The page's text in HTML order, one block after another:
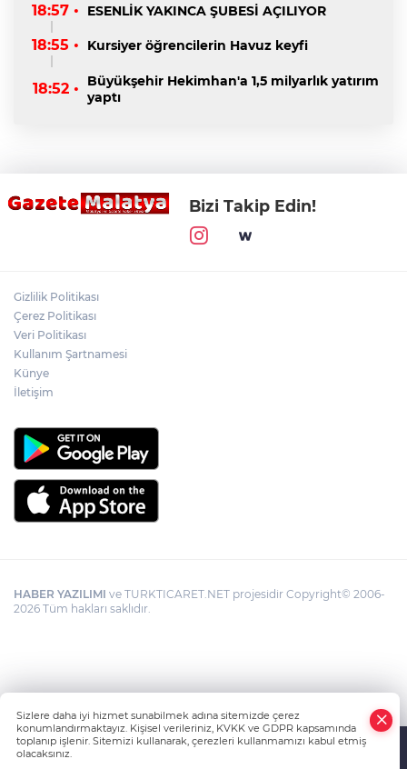
18:57 • ESENLİK YAKINCA ŞUBESİ AÇILIYOR
18:55 • Kursiyer öğrencilerin Havuz keyfi
18:52 •
Büyükşehir Hekimhan'a 1,5 milyarlık yatırım
yaptı
Bizi Takip Edin!
Gizlilik Politikası
Çerez Politikası
Veri Politikası
Kullanım Şartnamesi
Künye
İletişim
HABER YAZILIMI ve TURKTICARET.NET projesidir Copyright© 2006-
2026 Tüm hakları saklıdır.
Sizlere daha iyi hizmet sunabilmek adına sitemizde çerez
konumlandırmaktayız. Kişisel verileriniz, KVKK ve GDPR kapsamında
toplanıp işlenir. Sitemizi kullanarak, çerezleri kullanmamızı kabul etmiş
olacaksınız.